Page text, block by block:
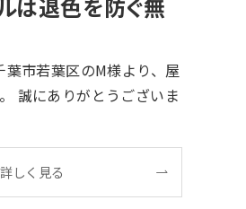
は退色を防ぐ無
しく見る